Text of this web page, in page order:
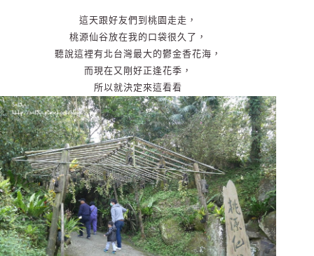
這天跟好友們到桃園走走，
桃源仙谷放在我的口袋很久了，
聽說這裡有北台灣最大的鬱金香花海，
而現在又剛好正逢花季，
所以就決定來這看看